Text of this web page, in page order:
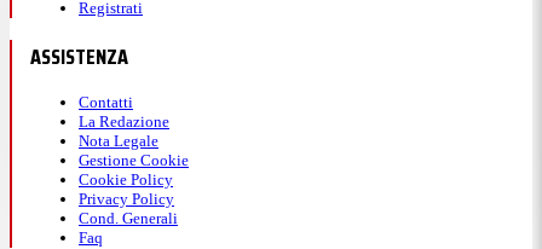
Registrati
ASSISTENZA
Contatti
La Redazione
Nota Legale
Gestione Cookie
Cookie Policy
Privacy Policy
Cond. Generali
Faq